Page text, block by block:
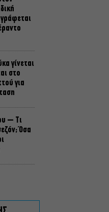
γίνεται
στο
για
– Τι
Όσα